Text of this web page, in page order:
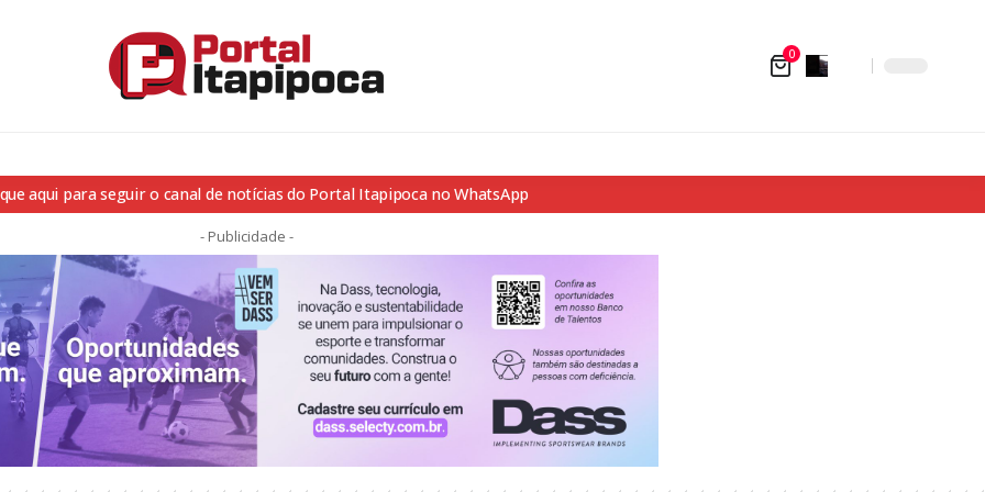
0
aqui para seguir o canal de notícias do Portal Itapipoca no WhatsApp
- Publicidade -